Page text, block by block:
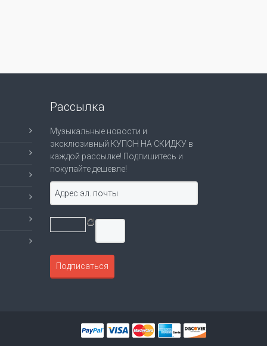
Рассылка
Музыкальные новости и
эксклюзивный КУПОН НА СКИДКУ в
каждой рассылке! Подпишитесь и
покупайте дешевле!